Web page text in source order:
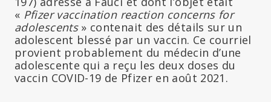
« Pfizer vaccination reaction concerns for
adolescents» contenait des détails sur un
adolescent blessé par un vaccin. Ce courriel
provient probablement du médecin d’une
adolescente qui a reçu les deux doses du
vaccin COVID-19 de Pfizer en août 2021.